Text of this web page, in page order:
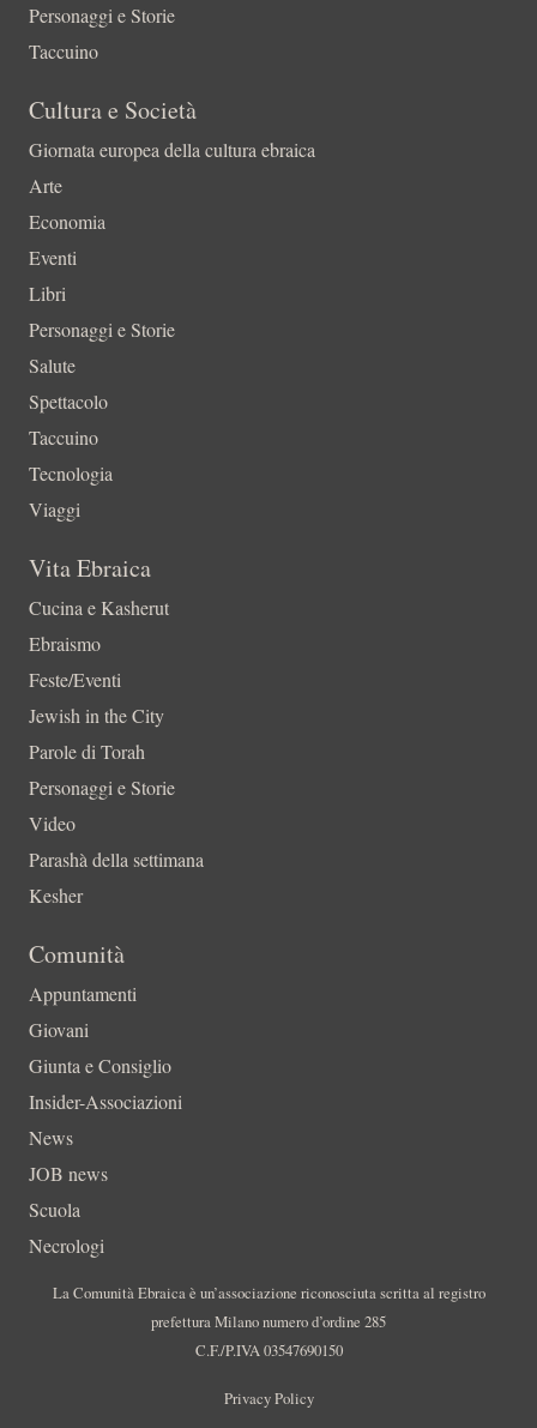
Personaggi e Storie
Taccuino
Cultura e Società
Giornata europea della cultura ebraica
Arte
Economia
Eventi
Libri
Personaggi e Storie
Salute
Spettacolo
Taccuino
Tecnologia
Viaggi
Vita Ebraica
Cucina e Kasherut
Ebraismo
Feste/Eventi
Jewish in the City
Parole di Torah
Personaggi e Storie
Video
Parashà della settimana
Kesher
Comunità
Appuntamenti
Giovani
Giunta e Consiglio
Insider-Associazioni
News
JOB news
Scuola
Necrologi
La Comunità Ebraica è un’associazione riconosciuta scritta al registro
prefettura Milano numero d’ordine 285
C.F./P.IVA 03547690150
Privacy Policy